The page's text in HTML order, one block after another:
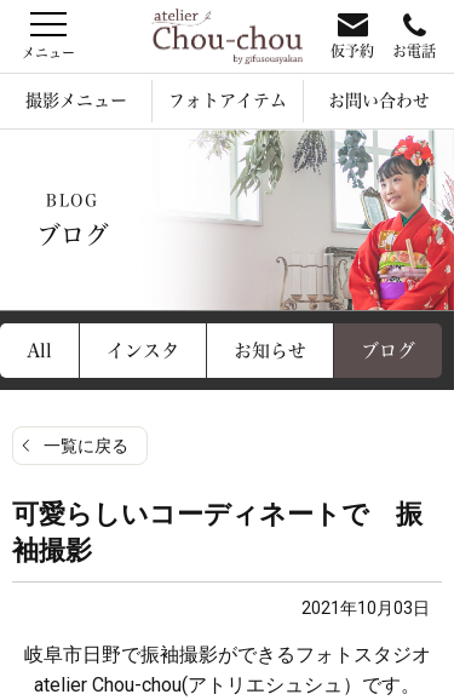
仮予約 お電話
撮影メニュー フォトアイテム お問い合わせ
BLOG
ブログ
All インスタ お知らせ ブログ
一覧に戻る
可愛らしいコーディネートで 振
袖撮影
2021年10月03日
岐阜市日野で振袖撮影ができるフォトスタジオ
atelier Chou-chou(アトリエシュシュ）です。